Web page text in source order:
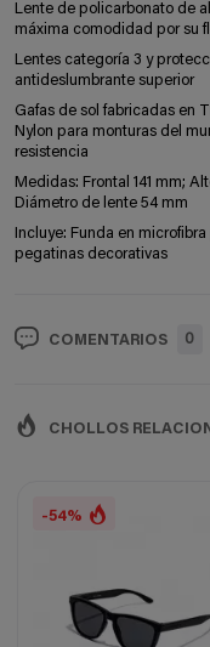
Lente de policarbonato de
máxima comodidad por su
Lentes categoría 3 y
antideslumbrante superior
Gafas de sol fabricadas en
Nylon para monturas del
resistencia
Medidas: Frontal 141 mm;
Diámetro de lente 54 mm
Incluye: Funda en
pegatinas decorativas
COMENTARIOS 0
CHOLLOS
-54%